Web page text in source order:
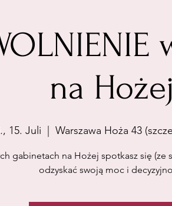
na Hożej
15. Juli
  |
Warszawa Hoża 43
gabinetach na Hożej spotkasz się (ze
odzyskać swoją moc i